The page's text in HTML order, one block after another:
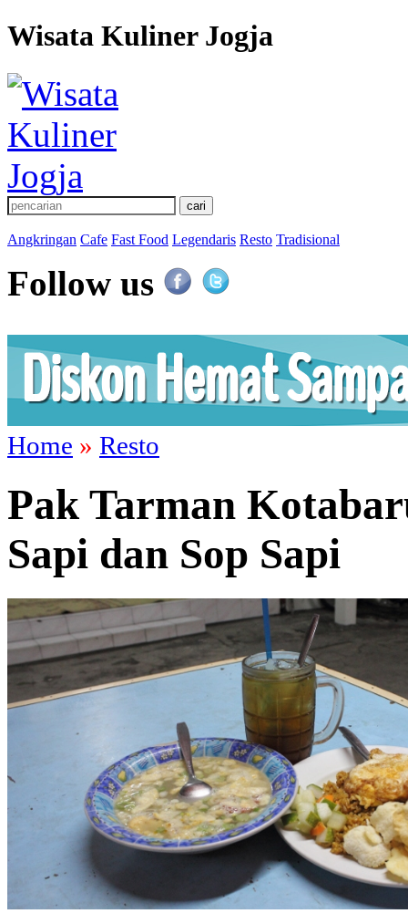
Wisata Kuliner Jogja
Angkringan Cafe Fast Food Legendaris Resto Tradisional
Follow us
Home » Resto
Pak Tarman
Sapi dan Sop Sapi